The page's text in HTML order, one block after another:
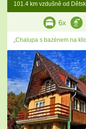
101.4 km vzdušně od
6x
„Chalupa s bazénem na